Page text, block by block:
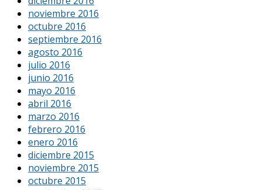
noviembre 2016
octubre 2016
septiembre 2016
agosto 2016
julio 2016
junio 2016
mayo 2016
abril 2016
marzo 2016
febrero 2016
enero 2016
diciembre 2015
noviembre 2015
octubre 2015